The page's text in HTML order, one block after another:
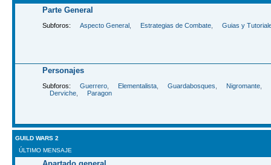
Parte General
Subforos: Aspecto General Estrategias de Combate Guias y
Personajes
Subforos: Guerrero Elementalista Guardabosques Nigromante
Derviche
Paragon
GUILD WARS 2
ÚLTIMO MENSAJE
Apartado general